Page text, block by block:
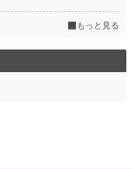
もっと見る